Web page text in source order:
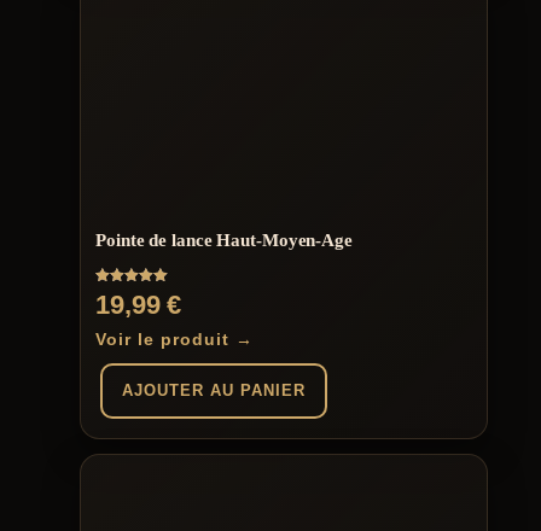
Pointe de lance Haut-Moyen-Age
Note
5.00
sur 5
19,99€
Voir le produit →
AJOUTER AU PANIER